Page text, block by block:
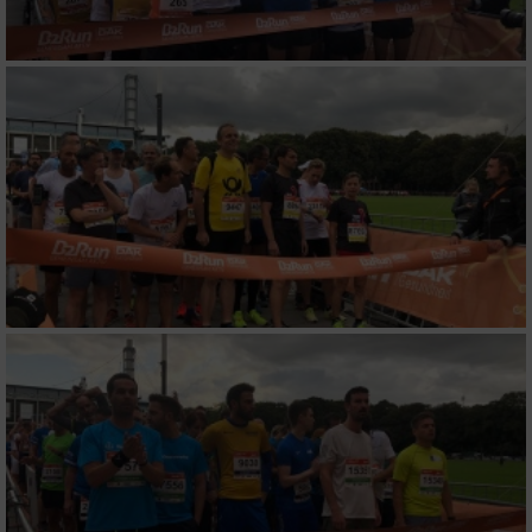
Verwendung genauer Standortdaten
Geräte anhand von aktiv angeforderten
Informationen identifizieren
Nicht-IAB-Verarbeitungszwecke:
Notwendig
Performance
Funktional
Werbung